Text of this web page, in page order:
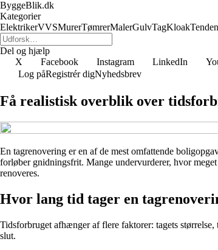
ByggeBlik.dk
Kategorier
ElektrikerVVSMurerTømrerMalerGulvTagKloak
Del og hjælp
X
Facebook Instagram LinkedIn
Log påRegistrér digNyhedsbrev
Få realistisk overblik over
En tagrenovering er en af de mest omfattende
forløber gnidningsfrit. Mange undervurderer, hvor
renoveres.
Hvor lang tid tager en
Tidsforbruget afhænger af flere faktorer: tagets
slut.